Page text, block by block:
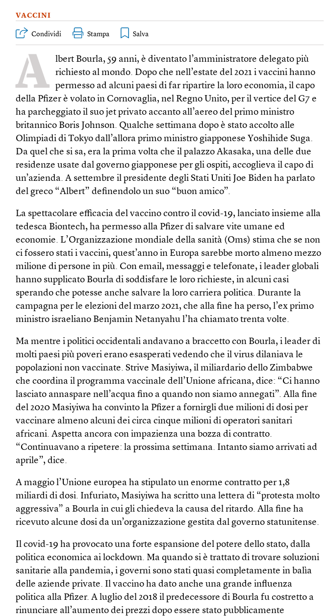
VACCINI
Condividi Stampa
A
lbert Bourla, 59 anni, è diventato l’amministratore delegato più
richiesto al mondo. Dopo che nell’estate del 2021 i vaccini hanno
permesso ad alcuni paesi di far ripartire la loro economia, il capo
della Pfizer è volato in Cornovaglia, nel Regno Unito, per il vertice del G7 e
ha parcheggiato il suo jet privato accanto all’aereo del primo ministro
britannico Boris Johnson. Qualche settimana dopo è stato accolto alle
Olimpiadi di Tokyo dall’allora primo ministro giapponese Yoshihide Suga.
Da quel che si sa, era la prima volta che il palazzo Akasaka, una delle due
residenze usate dal governo giapponese per gli ospiti, accoglieva il capo di
un’azienda. A settembre il presidente degli Stati Uniti Joe Biden ha parlato
del greco “Albert” definendolo un suo “buon amico”.
La spettacolare efficacia del vaccino contro il covid-19, lanciato insieme alla
tedesca Biontech, ha permesso alla Pfizer di salvare vite umane ed
economie. L’Organizzazione mondiale della sanità (Oms) stima che se non
ci fossero stati i vaccini, quest’anno in Europa sarebbe morto almeno mezzo
milione di persone in più. Con email, messaggi e telefonate, i leader globali
hanno supplicato Bourla di soddisfare le loro richieste, in alcuni casi
sperando che potesse anche salvare la loro carriera politica. Durante la
campagna per le elezioni del marzo 2021, che alla fine ha perso, l’ex primo
ministro israeliano Benjamin Netanyahu l’ha chiamato trenta volte.
Ma mentre i politici occidentali andavano a braccetto con Bourla, i leader di
molti paesi più poveri erano esasperati vedendo che il virus dilaniava le
popolazioni non vaccinate. Strive Masiyiwa, il miliardario dello Zimbabwe
che coordina il programma vaccinale dell’Unione africana, dice: “Ci hanno
lasciato annaspare nell’acqua fino a quando non siamo annegati”. Alla fine
del 2020 Masiyiwa ha convinto la Pfizer a fornirgli due milioni di dosi per
vaccinare almeno alcuni dei circa cinque milioni di operatori sanitari
africani. Aspetta ancora con impazienza una bozza di contratto.
“Continuavano a ripetere: la prossima settimana. Intanto siamo arrivati ad
aprile”, dice.
A maggio l’Unione europea ha stipulato un enorme contratto per 1,8
miliardi di dosi. Infuriato, Masiyiwa ha scritto una lettera di “protesta molto
aggressiva” a Bourla in cui gli chiedeva la causa del ritardo. Alla fine ha
ricevuto alcune dosi da un’organizzazione gestita dal governo statunitense.
Il covid-19 ha provocato una forte espansione del potere dello stato, dalla
politica economica ai lockdown. Ma quando si è trattato di trovare soluzioni
sanitarie alla pandemia, i governi sono stati quasi completamente in balìa
delle aziende private. Il vaccino ha dato anche una grande influenza
politica alla Pfizer. A luglio del 2018 il predecessore di Bourla fu costretto a
rinunciare all’aumento dei prezzi dopo essere stato pubblicamente